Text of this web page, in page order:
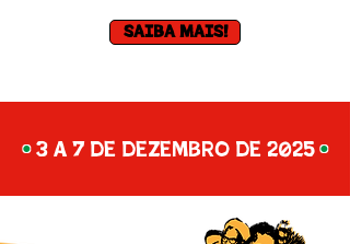
SAIBA MAIS!
• 3 a 7 de dezembro de 2025 •